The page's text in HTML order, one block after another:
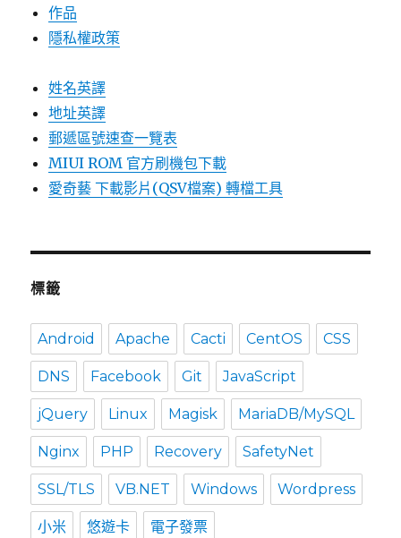
作品
隱私權政策
姓名英譯
地址英譯
郵遞區號速查一覽表
MIUI ROM 官方刷機包下載
愛奇藝 下載影片(QSV檔案) 轉檔工具
標籤
Android Apache Cacti CentOS CSS
DNS Facebook Git JavaScript
jQuery Linux Magisk MariaDB/MySQL
Nginx PHP Recovery SafetyNet
SSL/TLS VB.NET Windows Wordpress
小米 悠遊卡 電子發票